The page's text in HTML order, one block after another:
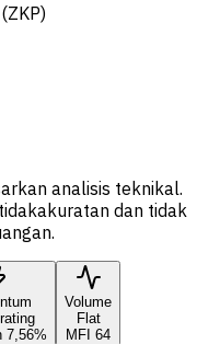
analisis teknikal.
dan tidak
7,56%
Volume
Flat
MFI 64